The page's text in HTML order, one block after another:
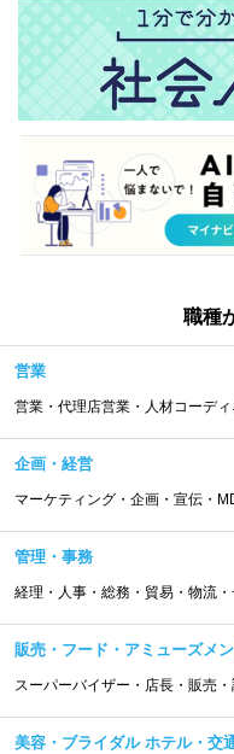
職種
営業
営業・代理店営業・人材コーデ
企画・経営
マーケティング・企画・宣伝・
管理・事務
経理・人事・総務・貿易・物流
販売・フード・アミューズメ
スーパーバイザー・店長・販売
美容・ブライダル ホテル・交